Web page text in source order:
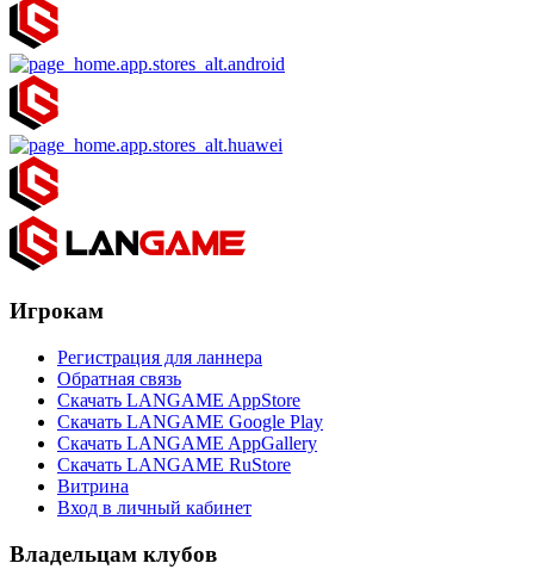
Игрокам
Регистрация для ланнера
Обратная связь
Скачать LANGAME AppStore
Скачать LANGAME Google Play
Скачать LANGAME AppGallery
Скачать LANGAME RuStore
Витрина
Вход в личный кабинет
Владельцам клубов